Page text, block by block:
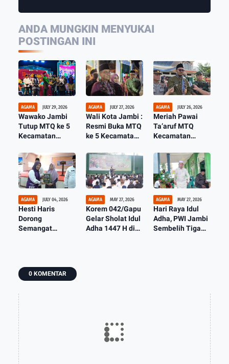
ANDA MUNGKIN MENYUKAI
POSTINGAN INI
AGAMA JULY 29, 2026
Wawako Jambi
Tutup MTQ ke 5
Kecamatan
Kelurahan Aur
Kenali Juara
Umum Lagi
AGAMA JULY 27, 2026
Wali Kota Jambi :
Resmi Buka MTQ
ke 5 Kecamatan
Kota Jambi Siap
Jadi Tuan Rumah
MTQ Tingkat
Provinsi
AGAMA JULY 26, 2026
Meriah Pawai
Ta’aruf MTQ
Kecamatan
Kelurahan Aur
Kenali
AGAMA JULY 04, 2026
Hesti Haris
Dorong
Semangat
Qur'an
AGAMA MAY 27, 2026
Korem 042/Gapu
Gelar Sholat Idul
Adha 1447 H di
AGAMA MAY 27, 2026
Hari Raya Idul
Adha, PWI Jambi
Sembelih Tiga
0 KOMENTAR